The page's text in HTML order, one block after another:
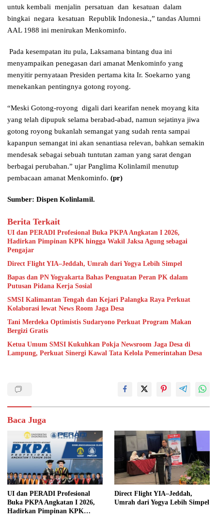
untuk kembali menjalin persatuan dan kesatuan dalam
bingkai negara kesatuan Republik Indonesia.,” tandas Alumni
AAL 1988 ini menirukan Menkominfo.
Pada kesempatan itu pula, Laksamana bintang dua ini
menyampaikan penegasan dari amanat Menkominfo yang
menyitir pernyataan Presiden pertama kita Ir. Soekarno yang
menekankan pentingnya gotong royong.
“Meski Gotong-royong digali dari kearifan nenek moyang kita
yang telah dipupuk selama berabad-abad, namun sejatinya jiwa
gotong royong bukanlah semangat yang sudah renta sampai
kapanpun semangat ini akan senantiasa relevan, bahkan semakin
mendesak sebagai sebuah tuntutan zaman yang sarat dengan
berbagai perubahan.” ujar Panglima Kolinlamil menutup
pembacaan amanat Menkominfo. (pr)
Sumber: Dispen Kolinlamil.
Berita Terkait
UI dan PERADI Profesional Buka PKPA Angkatan I 2026,
Hadirkan Pimpinan KPK hingga Wakil Jaksa Agung sebagai
Pengajar
Direct Flight YIA–Jeddah, Umrah dari Yogya Lebih Simpel
Bapas dan PN Yogyakarta Bahas Penguatan Peran PK dalam
Putusan Pidana Kerja Sosial
SMSI Kalimantan Tengah dan Kejari Palangka Raya Perkuat
Kolaborasi lewat News Room Jaga Desa
Tani Merdeka Optimistis Sudaryono Perkuat Program Makan
Bergizi Gratis
Ketua Umum SMSI Kukuhkan Pokja Newsroom Jaga Desa di
Lampung, Perkuat Sinergi Kawal Tata Kelola Pemerintahan Desa
Baca Juga
UI dan PERADI Profesional
Buka PKPA Angkatan I 2026,
Hadirkan Pimpinan KPK
Direct Flight YIA–Jeddah,
Umrah dari Yogya Lebih Simpel